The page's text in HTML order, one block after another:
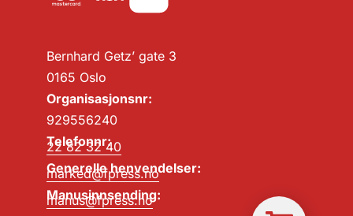
Bernhard Getz’ gate 3
0165 Oslo
Organisasjonsnr:
929556240
Telefonnr:
22 82 32 40
Generelle henvendelser:
marked@fpress.no
Manusinnsending:
manus@fpress.no